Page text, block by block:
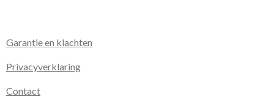
Garantie en klachten
Privacyverklaring
Contact